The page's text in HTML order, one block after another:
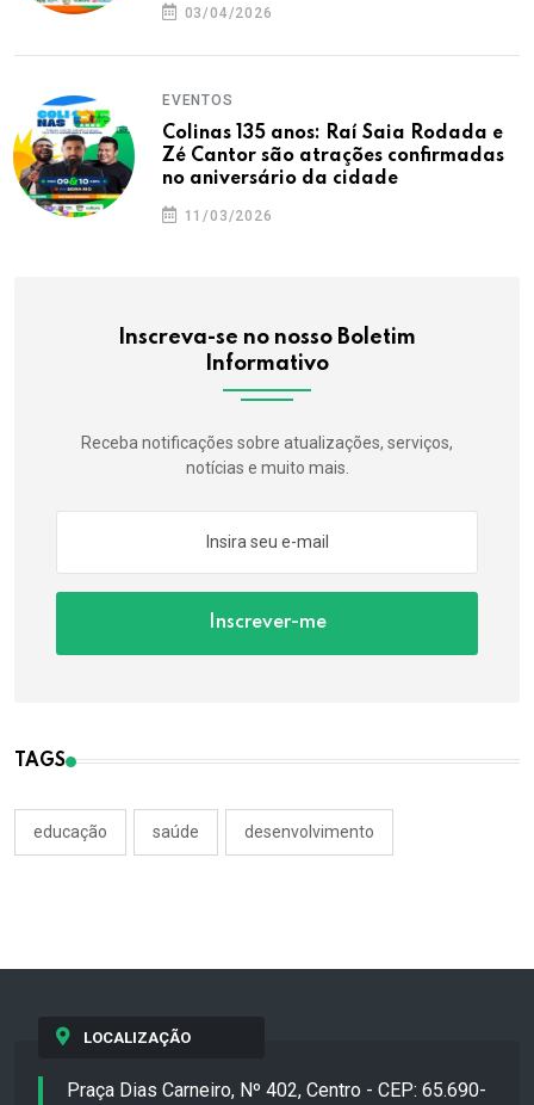
03/04/2026
EVENTOS
Colinas 135 anos: Raí Saia Rodada e
Zé Cantor são atrações confirmadas
no aniversário da cidade
11/03/2026
Inscreva-se no nosso Boletim
Informativo
Receba notificações sobre atualizações, serviços,
notícias e muito mais.
Inscrever-me
TAGS
educação saúde desenvolvimento
LOCALIZAÇÃO
Praça Dias Carneiro, Nº 402, Centro - CEP: 65.690-